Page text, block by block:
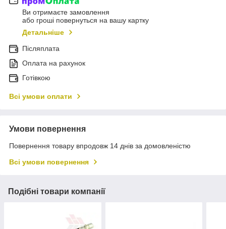
Ви отримаєте замовлення
або гроші повернуться на вашу картку
Детальніше
Післяплата
Оплата на рахунок
Готівкою
Всі умови оплати
Умови повернення
Повернення товару впродовж 14 днів за домовленістю
Всі умови повернення
Подібні товари компанії